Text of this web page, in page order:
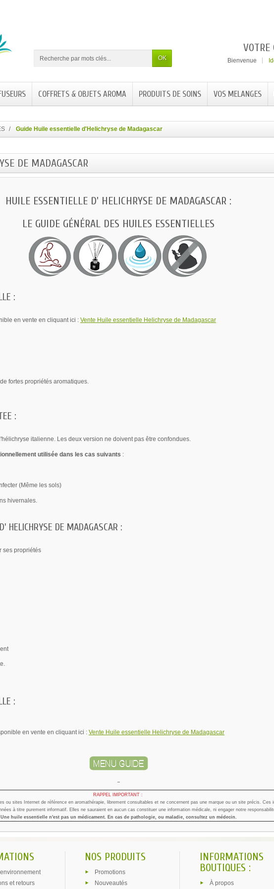
OK
VOTRE
Bienvenue
COFFRETS & OBJETS AROMA PRODUITS DE SOINS VOS MELANGES
Guide Huile essentielle d'Helichryse de Madagascar
DE MADAGASCAR
HUILE ESSENTIELLE D' HELICHRYSE DE MADAGASCAR :
LE GUIDE GÉNÉRAL DES HUILES ESSENTIELLES
:
en vente en cliquant ici : Vente Huile essentielle Helichryse de Madagascar
fortes propriétés aromatiques.
:
italienne. Les deux version ne doivent pas être confondues.
utilisée dans les cas suivants :
(Même les sols)
hivernales.
HELICHRYSE DE MADAGASCAR :
ses propriétés
:
en vente en cliquant ici : Vente Huile essentielle Helichryse de Madagascar
-
RAPPEL IMPORTANT :
ou sites Internet de référence en aromathérapie, librement consultables et ne concernent pas une marque ou un site précis. Ces
à titre purement informatif. Elles ne sauraient en aucun cas constituer une information médicale, ni engager notre
Une huile essentielle n'est pas un médicament. En cas de pathologie, ou maladie, consultez un médecin.
et retours
NOS PRODUITS
Promotions
Nouveautés
INFORMATIONS
BOUTIQUES :
À propos